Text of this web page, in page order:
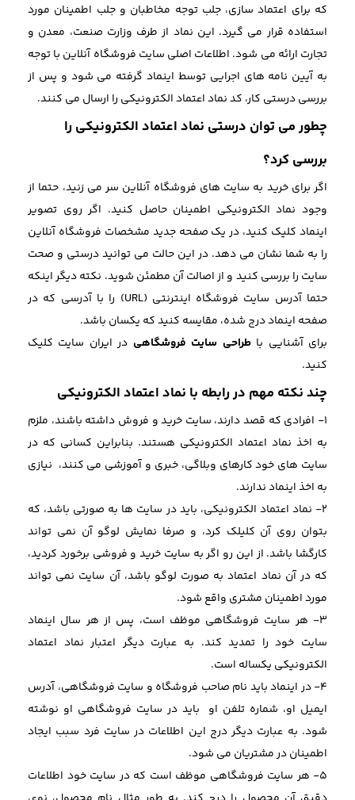
که برای اعتماد سازی، جلب توجه مخاطبان و جلب اطمینان مورد
استفاده قرار می گیرد. این نماد از طرف وزارت صنعت، معدن و
تجارت ارائه می شود. اطلاعات اصلی سایت فروشگاه آنلاین با توجه
به آیین نامه های اجرایی توسط اینماد گرفته می شود و پس از
بررسی درستی کار، کد نماد اعتماد الکترونیکی را ارسال می کنند.
چطور می توان درستی نماد اعتماد الکترونیکی را
بررسی کرد؟
اگر برای خرید به سایت های فروشگاه آنلاین سر می زنید، حتما از
وجود نماد الکترونیکی اطمینان حاصل کنید. اگر روی تصویر
اینماد کلیک کنید، در یک صفحه جدید مشخصات فروشگاه آنلاین
را به شما نشان می دهد. در این حالت می توانید درستی و صحت
سایت را بررسی کنید و از اصالت آن مطمئن شوید. نکته دیگر اینکه
حتما آدرس سایت فروشگاه اینترنتی (URL) را با آدرسی که در
صفحه اینماد درج شده، مقایسه کنید که یکسان باشد.
برای آشنایی باطراحی سایت فروشگاهی در ایران سایت کلیک
کنید.
چند نکته مهم در رابطه با نماد اعتماد الکترونیکی
1- افرادی که قصد دارند، سایت خرید و فروش داشته باشند، ملزم
به اخذ نماد اعتماد الکترونیکی هستند. بنابراین کسانی که در
سایت های خود کارهای وبلاگی، خبری و آموزشی می کنند، نیازی
به اخذ اینماد ندارند.
2- نماد اعتماد الکترونیکی، باید در سایت ها به صورتی باشد، که
بتوان روی آن کلیلک کرد، و صرفا نمایش لوگو آن نمی تواند
کارگشا باشد. از این رو اگر به سایت خرید و فروشی برخورد کردید،
که در آن نماد اعتماد به صورت لوگو باشد، آن سایت نمی تواند
مورد اطمینان مشتری واقع شود.
3- هر سایت فروشگاهی موظف است، پس از هر سال اینماد
سایت خود را تمدید کند. به عبارت دیگر اعتبار نماد اعتماد
الکترونیکی یکساله است.
4- در اینماد باید نام صاحب فروشگاه و سایت فروشگاهی، آدرس
ایمیل او، شماره تلفن او باید در سایت فروشگاهی او نوشته
شود. به عبارت دیگر درج این اطلاعات در سایت فرد سبب ایجاد
اطمینان در مشتریان می شود.
5- هر سایت فروشگاهی موظف است که در سایت خود اطلاعات